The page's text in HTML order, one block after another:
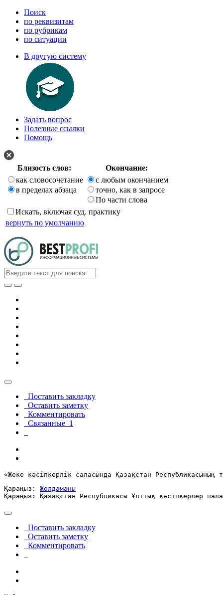
Поиск
по реквизитам
по рубрикам
по ситуации
В другую систему
Задать вопрос
Полезные ссылки
Помощь
Близость слов:
Окончание:
как словосочетание
в пределах абзаца
с любым окончанием
точно, как в запросе
По части слова
Искать, включая суд. практику
вернуть по умолчанию
Поставить закладку
Оставить заметку
Комментировать
Связанные 1
«Жеке кәсiпкерлiк саласында Қазақстан Республикасының
Қараңыз: Жолдаманы
Қараңыз: Қазақстан Республикасы Ұлттық кәсіпкерлер
Поставить закладку
Оставить заметку
Комментировать